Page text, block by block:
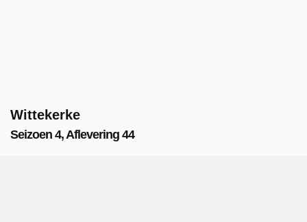
Wittekerke
Seizoen 4, Aflevering 44